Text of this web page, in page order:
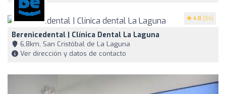
4.8 (54)
Berenicedental | Clínica Dental La Laguna
6,8km, San Cristóbal de La Laguna
Ver dirección y datos de contacto